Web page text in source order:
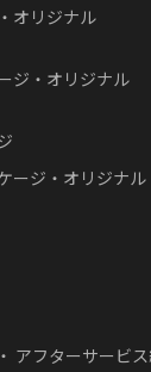
オリジナル
ジ・オリジナル
ージ・オリジナル
アフターサービ